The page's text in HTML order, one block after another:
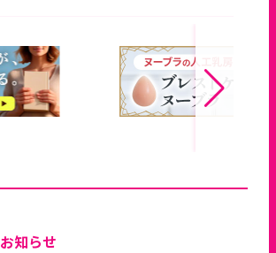
お知らせ